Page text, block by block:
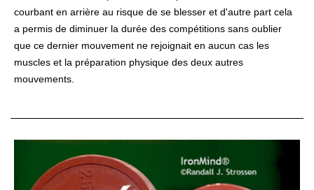
courbant en arrière au risque de se blesser et d'autre part cela
a permis de diminuer la durée des compétitions sans oublier
que ce dernier mouvement ne rejoignait en aucun cas les
muscles et la préparation physique des deux autres
mouvements.